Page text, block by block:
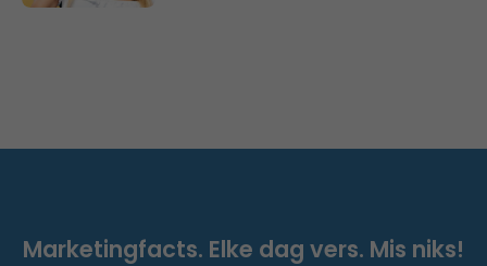
Marketingfacts. Elke dag vers. Mis niks!